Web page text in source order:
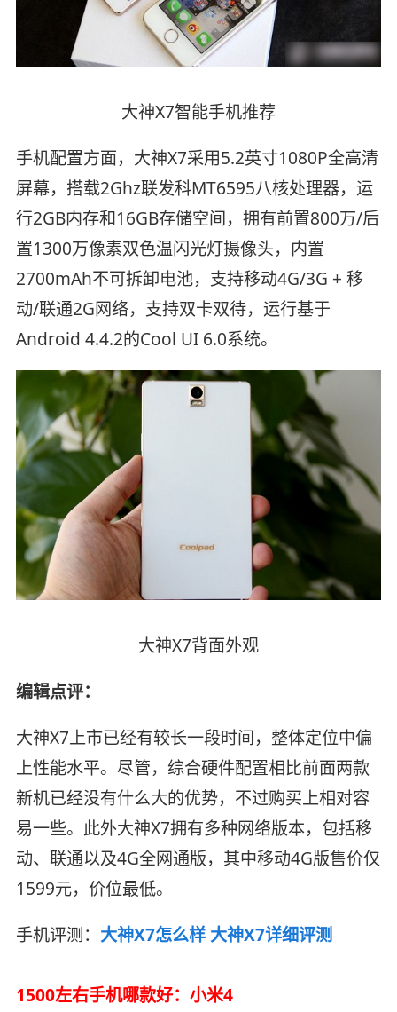
大神X7智能手机推荐
手机配置方面，大神X7采用5.2英寸1080P全高清
屏幕，搭载2Ghz联发科MT6595八核处理器，运
行2GB内存和16GB存储空间，拥有前置800万/后
置1300万像素双色温闪光灯摄像头，内置
2700mAh不可拆卸电池，支持移动4G/3G + 移
动/联通2G网络，支持双卡双待，运行基于
Android 4.4.2的Cool UI 6.0系统。
大神X7背面外观
编辑点评：
大神X7上市已经有较长一段时间，整体定位中偏
上性能水平。尽管，综合硬件配置相比前面两款
新机已经没有什么大的优势，不过购买上相对容
易一些。此外大神X7拥有多种网络版本，包括移
动、联通以及4G全网通版，其中移动4G版售价仅
1599元，价位最低。
手机评测： 大神X7怎么样 大神X7详细评测
1500左右手机哪款好：小米4